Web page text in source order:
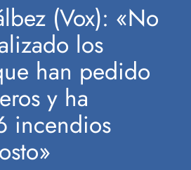
(Vox): «No
los
han pedido
y ha
incendios